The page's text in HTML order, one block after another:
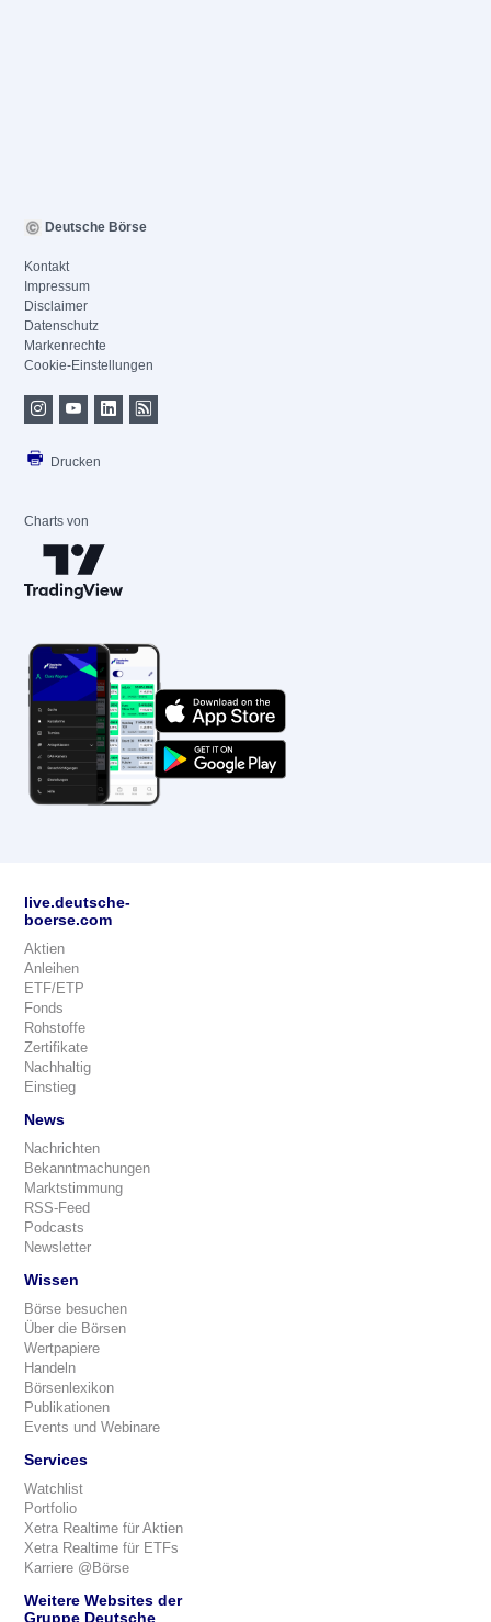
Deutsche Börse
Kontakt
Impressum
Disclaimer
Datenschutz
Markenrechte
Cookie-Einstellungen
Drucken
Charts von
live.deutsche-
boerse.com
Aktien
Anleihen
ETF/ETP
Fonds
Rohstoffe
Zertifikate
Nachhaltig
Einstieg
News
Nachrichten
Bekanntmachungen
Marktstimmung
RSS-Feed
Podcasts
Newsletter
Wissen
Börse besuchen
Über die Börsen
Wertpapiere
Handeln
Börsenlexikon
Publikationen
Events und Webinare
Services
Watchlist
Portfolio
Xetra Realtime für Aktien
Xetra Realtime für ETFs
Karriere @Börse
Weitere Websites der
Gruppe Deutsche